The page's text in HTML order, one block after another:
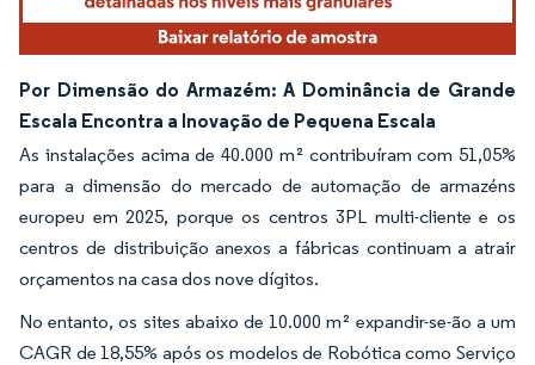
Por Dimensão do Armazém: A Dominância de Grande
Escala Encontra a Inovação de Pequena Escala
As instalações acima de 40.000 m² contribuíram com 51,05%
para a dimensão do mercado de automação de armazéns
europeu em 2025, porque os centros 3PL multi-cliente e os
centros de distribuição anexos a fábricas continuam a atrair
orçamentos na casa dos nove dígitos.
No entanto, os sites abaixo de 10.000 m² expandir-se-ão a um
CAGR de 18,55% após os modelos de Robótica como Serviço